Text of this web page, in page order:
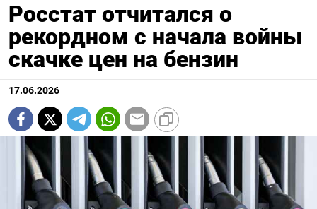
Росстат отчитался о
рекордном с начала войны
скачке цен на бензин
17.06.2026